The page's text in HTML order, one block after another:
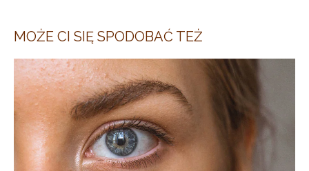
MOŻE CI SIĘ SPODOBAĆ TEŻ